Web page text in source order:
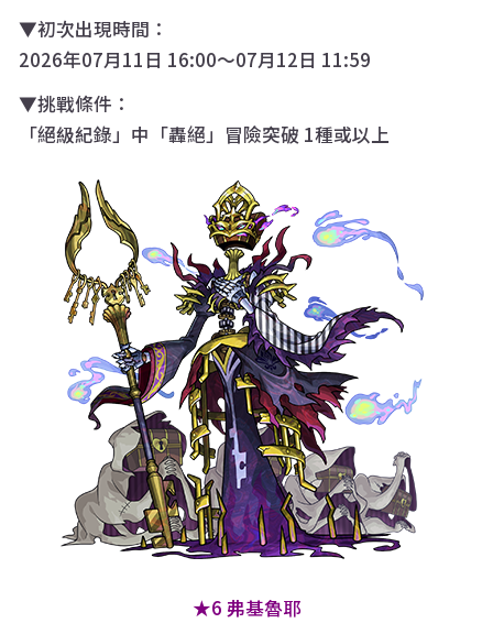
▼初次出現時間：
2026年07月11日 16:00～07月12日 11:59
▼挑戰條件：
「絕級紀錄」中「轟絕」冒險突破 1種或以上
★6 弗基魯耶